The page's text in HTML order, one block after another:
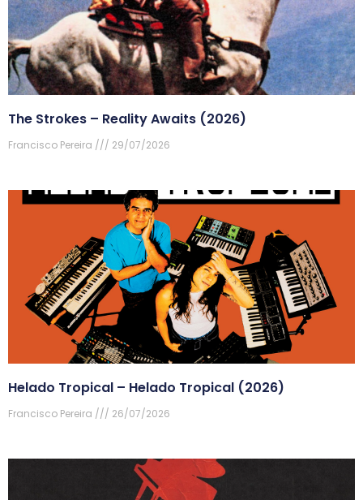
The Strokes – Reality Awaits (2026)
Francisco Pereira 29/07/2026
Helado Tropical – Helado Tropical (2026)
Francisco Pereira 26/07/2026